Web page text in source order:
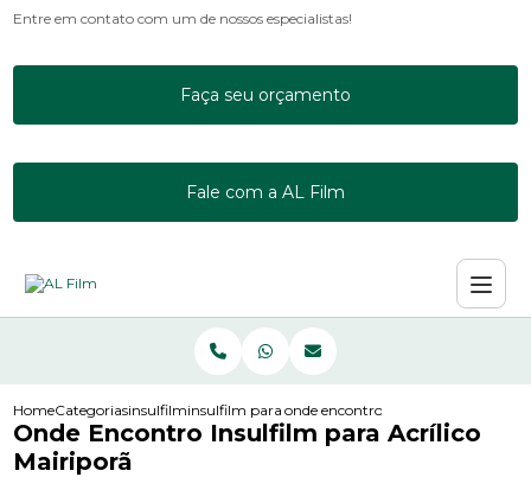
Entre em contato com um de nossos especialistas!
Faça seu orçamento
Fale com a AL Film
HomeCategoriasinsulfilminsulfilm para acrilicoonde encontro insulfilm para
Onde Encontro Insulfilm para Acrílico
Mairiporã